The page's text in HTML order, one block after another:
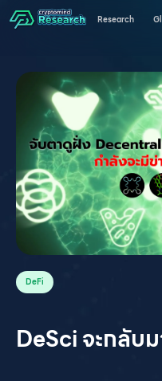
Research
DeFi
DeSci จะกลับ